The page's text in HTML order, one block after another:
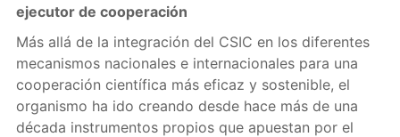
ejecutor de cooperación
Más allá de la integración del CSIC en los diferentes
mecanismos nacionales e internacionales para una
cooperación científica más eficaz y sostenible, el
organismo ha ido creando desde hace más de una
década instrumentos propios que apuestan por el